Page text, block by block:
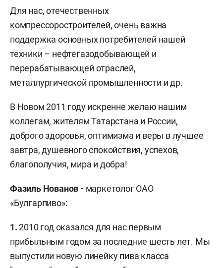
Для нас, отечественных
компрессоростроителей, очень важна
поддержка основных потребителей нашей
техники – нефтегазодобывающей и
перерабатывающей отраслей,
металлургической промышленности и др.
В Новом 2011 году искренне желаю нашим
коллегам, жителям Татарстана и России,
доброго здоровья, оптимизма и веры в лучшее
завтра, душевного спокойствия, успехов,
благополучия, мира и добра!
Фазиль Нованов - маркетолог ОАО
«Булгарпиво»:
1.2010 год оказался для нас первым
прибыльным годом за последние шесть лет. Мы
выпустили новую линейку пива класса